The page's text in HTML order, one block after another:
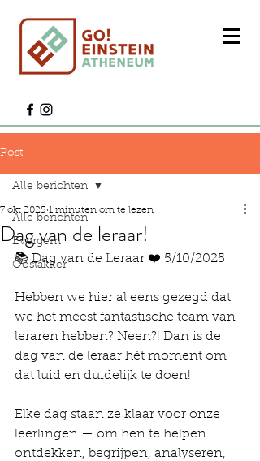
Post
Alle berichten
Evergem
Oostakker
Alle berichten
Dag van de leraar!
7 okt 2025 1 minuten om te lezen
📚 Dag van de Leraar ❤️ 5/10/2025
Hebben we hier al eens gezegd dat
we het meest fantastische team van
leraren hebben? Neen?! Dan is de
dag van de leraar hét moment om
dat luid en duidelijk te doen!
Elke dag staan ze klaar voor onze
leerlingen — om hen te helpen
ontdekken, begrijpen, analyseren,